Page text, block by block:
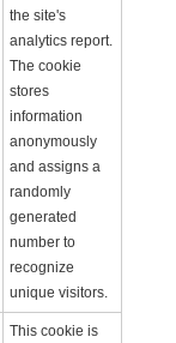
the site's
analytics report.
The cookie
stores
information
anonymously
and assigns a
randomly
generated
number to
recognize
unique visitors.
This cookie is